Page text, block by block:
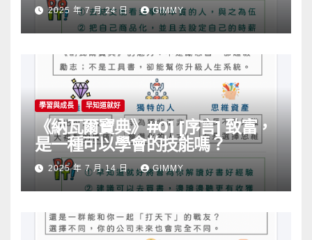
2025 年 7 月 24 日 GIMMY
學習與成長 早知道就好
《納瓦爾寶典》#01 [序言] 致富，
是一種可以學會的技能嗎？
2025 年 7 月 14 日 GIMMY